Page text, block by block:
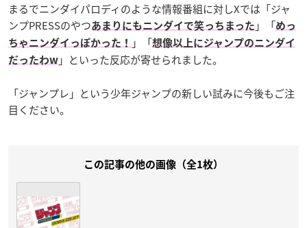
まるでニンダイパロディのような情報番組に対しXでは「ジャ
ンプPRESSのやつあまりにもニンダイで笑っちまった 」「めっ
ちゃニンダイっぽかった！
」「想像以上にジャンプのニンダイ
だったわw 」といった反応が寄せられました。
「ジャンプレ」という少年ジャンプの新しい試みに今後もご注
目ください。
この記事の他の画像（全1枚）